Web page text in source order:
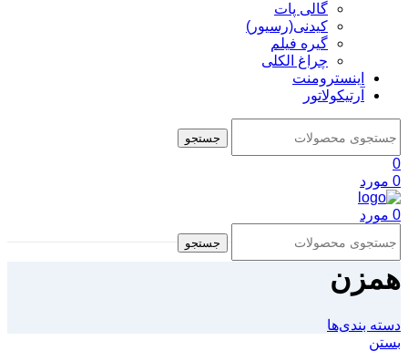
گالی پات
کیدنی(رسیور)
گیره فیلم
چراغ الکلی
اینسترومنت
آرتیکولاتور
جستجو
0
0 مورد
0 مورد
جستجو
همزن
دسته بندی‌ها
بستن